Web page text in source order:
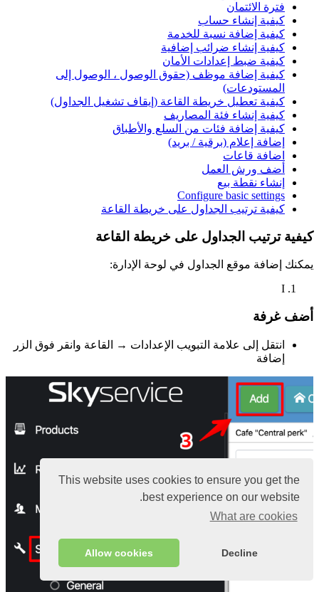
This website uses cookies to ensure you get the
best experience on our website.
What are cookies
Decline
Allow cookies
فترة الائتمان
كيفية إنشاء حساب
كيفية إضافة نسبة للخدمة
كيفية إنشاء ضرائب إضافية
كيفية ضبط إعدادات الأمان
كيفية إضافة موظف (حقوق الوصول ، الوصول إلى
المستودعات)
كيفية تعطيل خريطة القاعة (إيقاف تشغيل الجداول)
كيفية إنشاء فئة المصاريف
كيفية إضافة فئات من السلع والأطباق
إضافة إعلام (برقية / بريد)
اضافة قاعات
أضف ورش العمل
إنشاء نقطة بيع
Configure basic settings
كيفية ترتيب الجداول على خريطة القاعة
كيفية ترتيب الجداول على خريطة القاعة
يمكنك إضافة موقع الجداول في لوحة الإدارة:
I
أضف غرفة
انتقل إلى علامة التبويب الإعدادات → القاعة وانقر فوق الزر
إضافة